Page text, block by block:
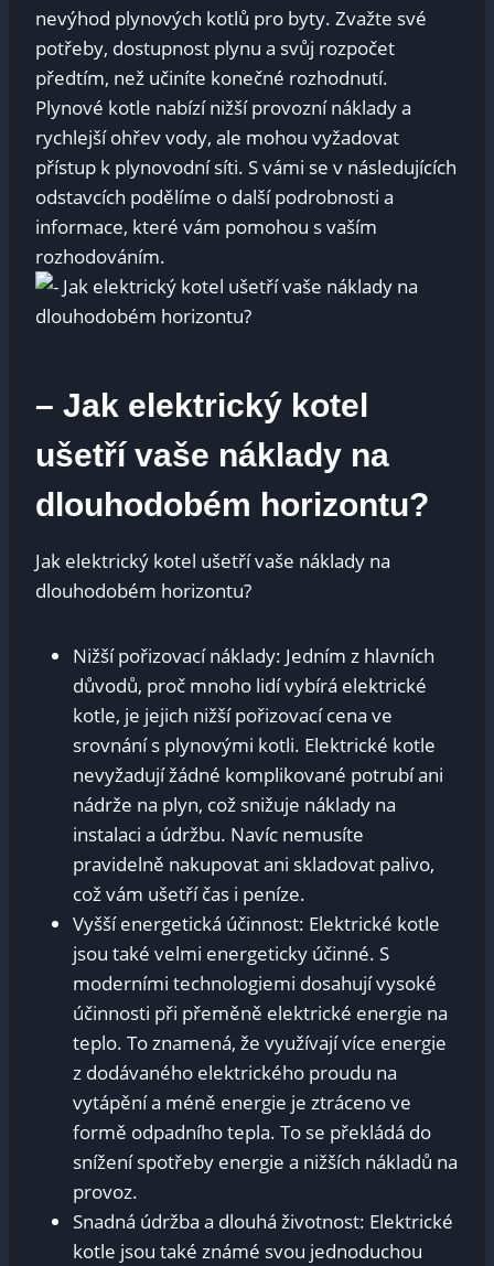
nevýhod plynových kotlů pro byty. Zvažte své
potřeby, dostupnost plynu a svůj rozpočet
předtím, než učiníte konečné rozhodnutí.
Plynové kotle nabízí nižší provozní náklady a
rychlejší ohřev vody, ale mohou vyžadovat
přístup k plynovodní síti. S vámi se v následujících
odstavcích podělíme o další podrobnosti a
informace, které vám pomohou s vaším
rozhodováním.
– Jak elektrický kotel
ušetří vaše náklady na
dlouhodobém horizontu?
Jak elektrický kotel ušetří vaše náklady na
dlouhodobém horizontu?
Nižší pořizovací náklady: Jedním z hlavních
důvodů, proč mnoho lidí vybírá elektrické
kotle, je jejich nižší pořizovací cena ve
srovnání s plynovými kotli. Elektrické kotle
nevyžadují žádné komplikované potrubí ani
nádrže na plyn, což snižuje náklady na
instalaci a údržbu. Navíc nemusíte
pravidelně nakupovat ani skladovat palivo,
což vám ušetří čas i peníze.
Vyšší energetická účinnost: Elektrické kotle
jsou také velmi energeticky účinné. S
moderními technologiemi dosahují vysoké
účinnosti při přeměně elektrické energie na
teplo. To znamená, že využívají více energie
z dodávaného elektrického proudu na
vytápění a méně energie je ztráceno ve
formě odpadního tepla. To se překládá do
snížení spotřeby energie a nižších nákladů na
provoz.
Snadná údržba a dlouhá životnost: Elektrické
kotle jsou také známé svou jednoduchou